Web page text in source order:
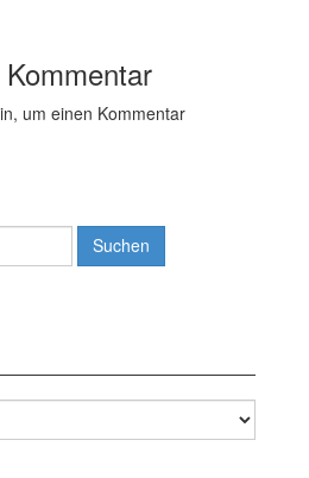
um einen Kommentar